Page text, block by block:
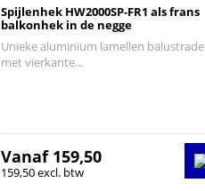
Spijlenhek HW2000SP-FR1 als frans
balkonhek in de negge
Unieke aluminium lamellen balustrade
met vierkante...
Vanaf 159,50
159,50 excl. btw